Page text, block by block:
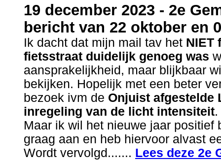
19 december 2023 - 2e
bericht van 22 oktober en
Ik dacht dat mijn mail tav het NIET
fietsstraat duidelijk genoeg was
aansprakelijkheid, maar blijkbaar
bekijken. Hopelijk met een beter
bezoek ivm de Onjuist afgestelde
inregeling van de licht intensiteit.
Maar ik wil het nieuwe jaar
graag aan en heb hiervoor alvast
Wordt vervolgd....... Lees deze 2e